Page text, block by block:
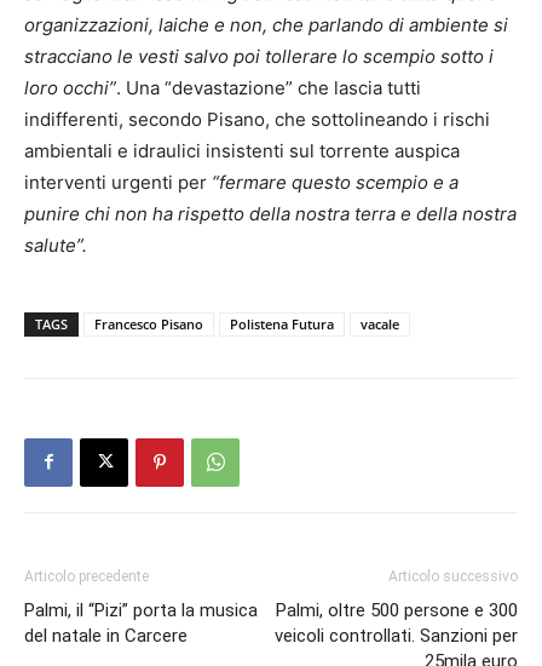
organizzazioni, laiche e non, che parlando di ambiente si
stracciano le vesti salvo poi tollerare lo scempio sotto i
loro occhi”. Una “devastazione” che lascia tutti
indifferenti, secondo Pisano, che sottolineando i rischi
ambientali e idraulici insistenti sul torrente auspica
interventi urgenti per “fermare questo scempio e a
punire chi non ha rispetto della nostra terra e della nostra
salute”.
TAGS Francesco Pisano Polistena Futura vacale
Articolo precedente
Palmi, il “Pizi” porta la musica
del natale in Carcere
Articolo successivo
Palmi, oltre 500 persone e 300
veicoli controllati. Sanzioni per
25mila euro